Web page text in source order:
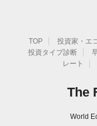
TOP 投資家・エ
投資タイプ診断
レート
The
World